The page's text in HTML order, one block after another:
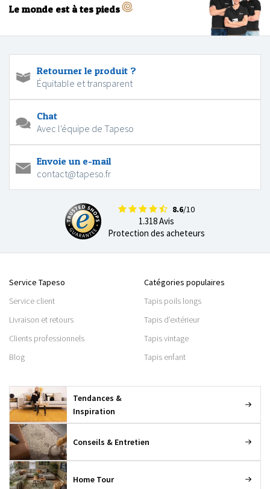
Le monde est à tes pieds
Retourner le produit ?
Équitable et transparent
Chat
Avec l'équipe de Tapeso
Envoie un e-mail
contact@tapeso.fr
8.6/10
1.318 Avis
Protection des acheteurs
Service Tapeso
Service client
Livraison et retours
Clients professionnels
Blog
Catégories populaires
Tapis poils longs
Tapis d’extérieur
Tapis vintage
Tapis enfant
Tendances &
Inspiration
Conseils & Entretien
Home Tour